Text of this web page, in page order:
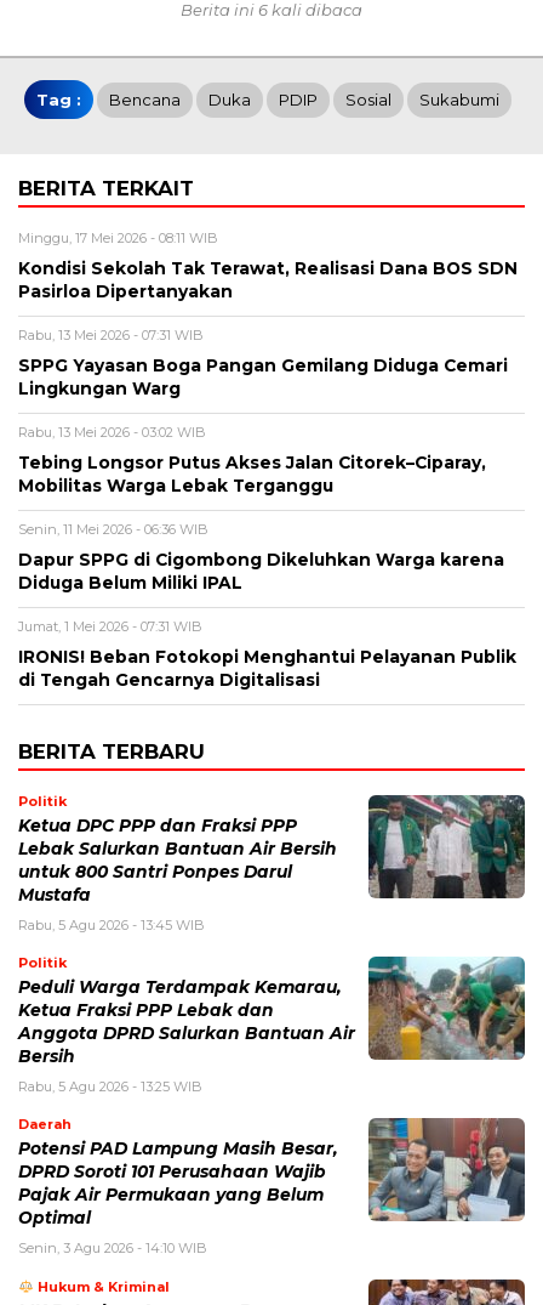
Berita ini 6 kali dibaca
Tag : Bencana Duka PDIP Sosial Sukabumi
BERITA TERKAIT
Minggu, 17 Mei 2026 - 08:11 WIB
Kondisi Sekolah Tak Terawat, Realisasi Dana BOS SDN
Pasirloa Dipertanyakan
Rabu, 13 Mei 2026 - 07:31 WIB
SPPG Yayasan Boga Pangan Gemilang Diduga Cemari
Lingkungan Warg
Rabu, 13 Mei 2026 - 03:02 WIB
Tebing Longsor Putus Akses Jalan Citorek–Ciparay,
Mobilitas Warga Lebak Terganggu
Senin, 11 Mei 2026 - 06:36 WIB
Dapur SPPG di Cigombong Dikeluhkan Warga karena
Diduga Belum Miliki IPAL
Jumat, 1 Mei 2026 - 07:31 WIB
IRONIS! Beban Fotokopi Menghantui Pelayanan Publik
di Tengah Gencarnya Digitalisasi
BERITA TERBARU
Politik
Ketua DPC PPP dan Fraksi PPP
Lebak Salurkan Bantuan Air Bersih
untuk 800 Santri Ponpes Darul
Mustafa
Rabu, 5 Agu 2026 - 13:45 WIB
Politik
Peduli Warga Terdampak Kemarau,
Ketua Fraksi PPP Lebak dan
Anggota DPRD Salurkan Bantuan Air
Bersih
Rabu, 5 Agu 2026 - 13:25 WIB
Daerah
Potensi PAD Lampung Masih Besar,
DPRD Soroti 101 Perusahaan Wajib
Pajak Air Permukaan yang Belum
Optimal
Senin, 3 Agu 2026 - 14:10 WIB
Hukum & Kriminal